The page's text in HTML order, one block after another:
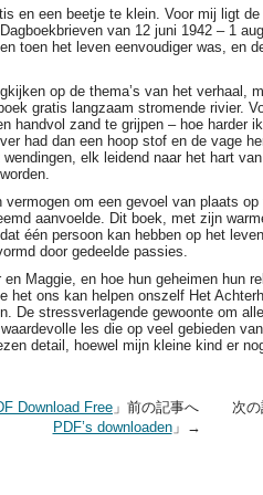
en een beetje te klein. Voor mij ligt
van 12 juni 1942 – 1
toen het leven eenvoudiger was, en
op de thema’s van het verhaal,
gratis langzaam stromende rivier.
handvol zand te grijpen – hoe harder
had dan een hoop stof en de vage
elk leidend naar het hart
om een gevoel van plaats
aanvoelde. Dit boek, met zijn
één persoon kan hebben op het
door gedeelde passies.
Maggie, en hoe hun geheimen hun
het ons kan helpen onszelf Het
De stressverlagende gewoonte om
les die op veel gebieden
detail, hoewel mijn kleine kind er
Download Free 」前の記事へ 次の
PDF’s downloaden」→